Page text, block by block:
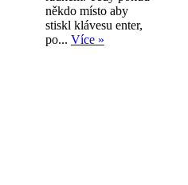
někdo místo aby
stiskl klávesu enter,
po... Více »